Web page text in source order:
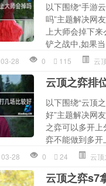
以下围绕“手游
吗”主题解决网
上大师会掉下
铲之战中,如果
03-28 0 115 云
云顶之弈排
以下围绕“云顶
好”主题解决网
之弈可以多开
弈不能做到多
03-28 0 24 云
云顶之弈s7